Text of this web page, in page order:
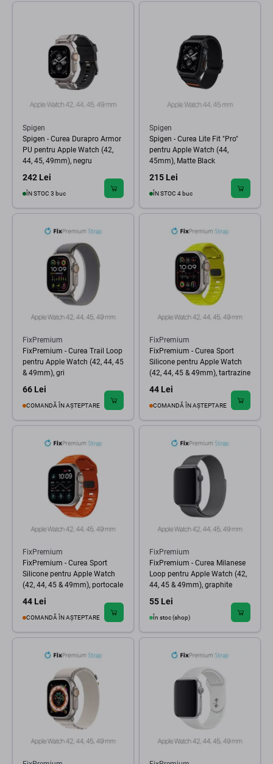
Spigen
Spigen - Curea Durapro Armor
PU pentru Apple Watch (42,
44, 45, 49mm), negru
242 Lei
ÎN STOC 3 buc
Spigen
Spigen - Curea Lite Fit "Pro"
pentru Apple Watch (44,
45mm), Matte Black
215 Lei
ÎN STOC 4 buc
FixPremium
FixPremium - Curea Trail Loop
pentru Apple Watch (42, 44, 45
& 49mm), gri
66 Lei
COMANDĂ ÎN AȘTEPTARE
FixPremium
FixPremium - Curea Sport
Silicone pentru Apple Watch
(42, 44, 45 & 49mm), tartrazine
44 Lei
COMANDĂ ÎN AȘTEPTARE
FixPremium
FixPremium - Curea Sport
Silicone pentru Apple Watch
(42, 44, 45 & 49mm), portocale
44 Lei
COMANDĂ ÎN AȘTEPTARE
FixPremium
FixPremium - Curea Milanese
Loop pentru Apple Watch (42,
44, 45 & 49mm), graphite
55 Lei
În stoc (shop)